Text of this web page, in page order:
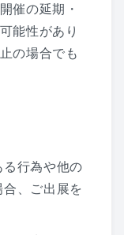
催の延期・
能性があり
の場合でも
行為や他の
、ご出展を